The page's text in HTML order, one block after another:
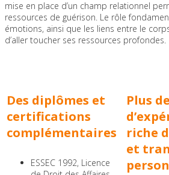
Prenez
mise en place d’un champ relationnel
ressources de guérison. Le rôle
émotions, ainsi que les liens entre le
d’aller toucher ses ressources profondes.
Des diplômes et
certifications
complémentaires
ESSEC 1992, Licence
Plus
riche
et